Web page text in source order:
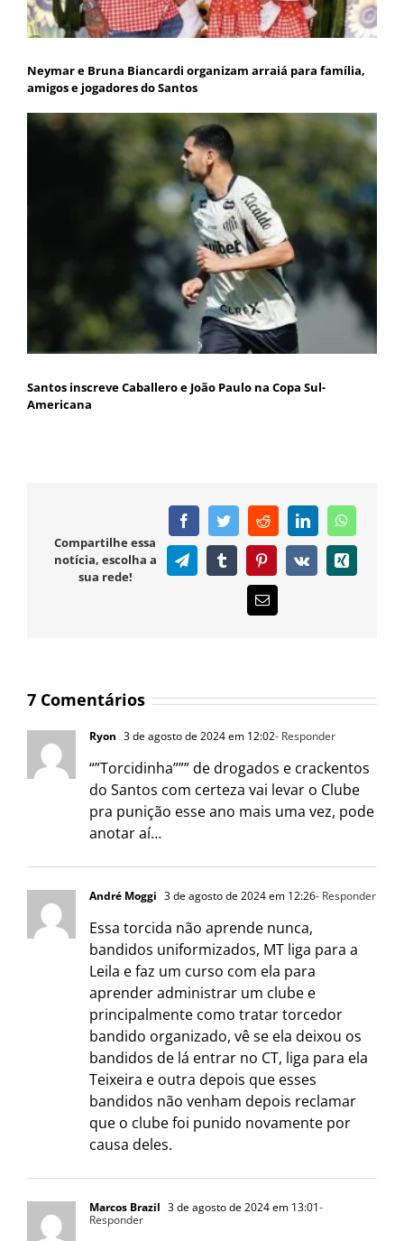
Neymar e Bruna Biancardi organizam arraiá para família,
amigos e jogadores do Santos
Santos inscreve Caballero e João Paulo na Copa Sul-
Americana
Compartilhe essa
notícia, escolha a
sua rede!
FacebookTwitterRedditLinkedIn
TelegramTumblr PinterestVk Xing
E-
mail
7 Comentários
Ryon 3 de agosto de 2024 em 12:02- Responder
“”Torcidinha””” de drogados e crackentos
do Santos com certeza vai levar o Clube
pra punição esse ano mais uma vez, pode
anotar aí…
André Moggi 3 de agosto de 2024 em 12:26- Responder
Essa torcida não aprende nunca,
bandidos uniformizados, MT liga para a
Leila e faz um curso com ela para
aprender administrar um clube e
principalmente como tratar torcedor
bandido organizado, vê se ela deixou os
bandidos de lá entrar no CT, liga para ela
Teixeira e outra depois que esses
bandidos não venham depois reclamar
que o clube foi punido novamente por
causa deles.
Marcos Brazil 3 de agosto de 2024 em 13:01-
Responder